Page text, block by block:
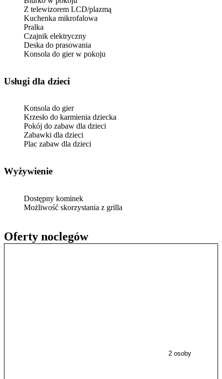
Oferty noclegów
2 osoby
Z telewizorem LCD/plazmą
Kuchenka mikrofalowa
Pralka
Czajnik elektryczny
Deska do prasowania
Konsola do gier w pokoju
usługi dla dzieci
Konsola do gier
Krzesło do karmienia dziecka
Pokój do zabaw dla dzieci
Zabawki dla dzieci
Plac zabaw dla dzieci
Wyżywienie
Dostępny kominek
Możliwość skorzystania z grilla